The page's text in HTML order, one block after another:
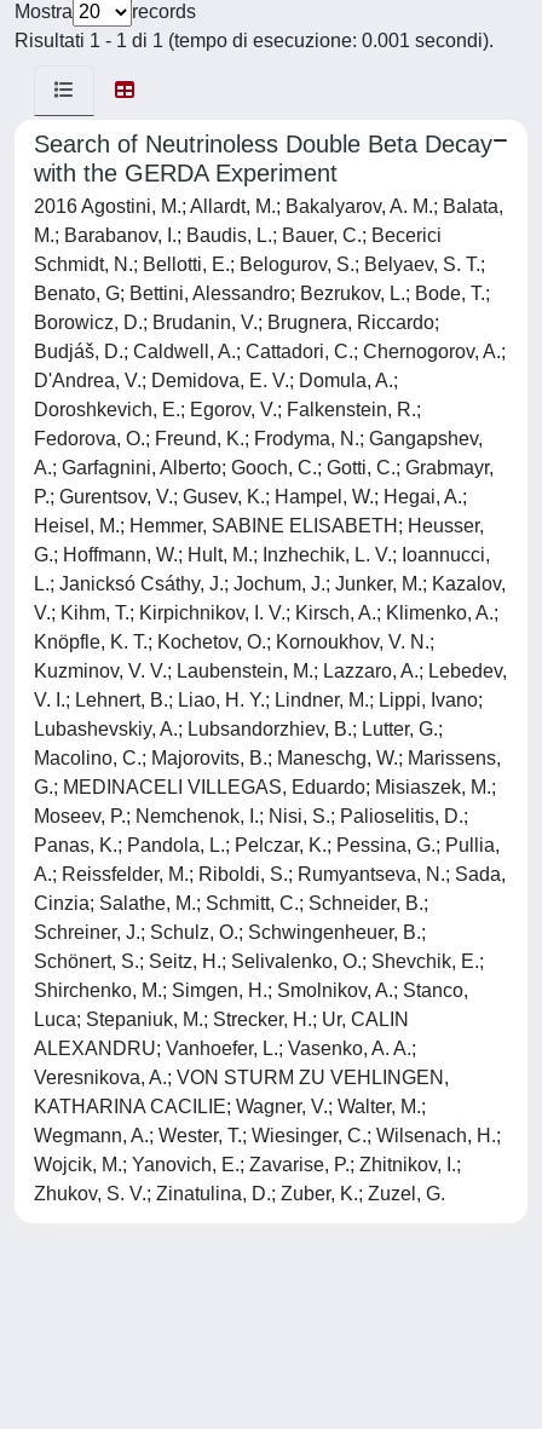
Mostra
records
Risultati 1 - 1 di 1 (tempo di esecuzione: 0.001 secondi).
Search of Neutrinoless Double Beta Decay
with the GERDA Experiment
2016 Agostini, M.; Allardt, M.; Bakalyarov, A. M.; Balata,
M.; Barabanov, I.; Baudis, L.; Bauer, C.; Becerici
Schmidt, N.; Bellotti, E.; Belogurov, S.; Belyaev, S. T.;
Benato, G; Bettini, Alessandro; Bezrukov, L.; Bode, T.;
Borowicz, D.; Brudanin, V.; Brugnera, Riccardo;
Budjáš, D.; Caldwell, A.; Cattadori, C.; Chernogorov, A.;
D'Andrea, V.; Demidova, E. V.; Domula, A.;
Doroshkevich, E.; Egorov, V.; Falkenstein, R.;
Fedorova, O.; Freund, K.; Frodyma, N.; Gangapshev,
A.; Garfagnini, Alberto; Gooch, C.; Gotti, C.; Grabmayr,
P.; Gurentsov, V.; Gusev, K.; Hampel, W.; Hegai, A.;
Heisel, M.; Hemmer, SABINE ELISABETH; Heusser,
G.; Hoffmann, W.; Hult, M.; Inzhechik, L. V.; Ioannucci,
L.; Janicksó Csáthy, J.; Jochum, J.; Junker, M.; Kazalov,
V.; Kihm, T.; Kirpichnikov, I. V.; Kirsch, A.; Klimenko, A.;
Knöpfle, K. T.; Kochetov, O.; Kornoukhov, V. N.;
Kuzminov, V. V.; Laubenstein, M.; Lazzaro, A.; Lebedev,
V. I.; Lehnert, B.; Liao, H. Y.; Lindner, M.; Lippi, Ivano;
Lubashevskiy, A.; Lubsandorzhiev, B.; Lutter, G.;
Macolino, C.; Majorovits, B.; Maneschg, W.; Marissens,
G.; MEDINACELI VILLEGAS, Eduardo; Misiaszek, M.;
Moseev, P.; Nemchenok, I.; Nisi, S.; Palioselitis, D.;
Panas, K.; Pandola, L.; Pelczar, K.; Pessina, G.; Pullia,
A.; Reissfelder, M.; Riboldi, S.; Rumyantseva, N.; Sada,
Cinzia; Salathe, M.; Schmitt, C.; Schneider, B.;
Schreiner, J.; Schulz, O.; Schwingenheuer, B.;
Schönert, S.; Seitz, H.; Selivalenko, O.; Shevchik, E.;
Shirchenko, M.; Simgen, H.; Smolnikov, A.; Stanco,
Luca; Stepaniuk, M.; Strecker, H.; Ur, CALIN
ALEXANDRU; Vanhoefer, L.; Vasenko, A. A.;
Veresnikova, A.; VON STURM ZU VEHLINGEN,
KATHARINA CACILIE; Wagner, V.; Walter, M.;
Wegmann, A.; Wester, T.; Wiesinger, C.; Wilsenach, H.;
Wojcik, M.; Yanovich, E.; Zavarise, P.; Zhitnikov, I.;
Zhukov, S. V.; Zinatulina, D.; Zuber, K.; Zuzel, G.